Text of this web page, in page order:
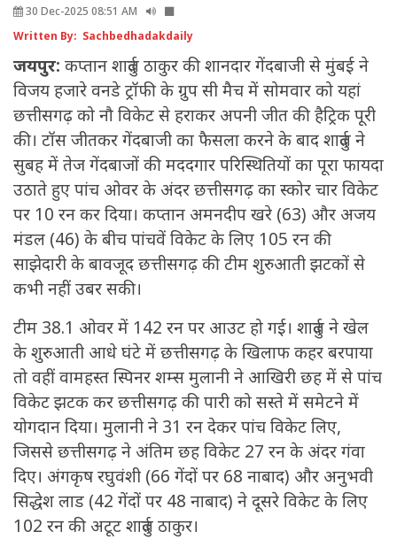
30 Dec-2025 08:51 AM
Written By: Sachbedhadakdaily
जयपुर: कप्तान शार्दुल ठाकुर की शानदार गेंदबाजी से मुंबई ने
विजय हजारे वनडे ट्रॉफी के ग्रुप सी मैच में सोमवार को यहां
छत्तीसगढ़ को नौ विकेट से हराकर अपनी जीत की हैट्रिक पूरी
की। टॉस जीतकर गेंदबाजी का फैसला करने के बाद शार्दुल ने
सुबह में तेज गेंदबाजों की मददगार परिस्थितियों का पूरा फायदा
उठाते हुए पांच ओवर के अंदर छत्तीसगढ़ का स्कोर चार विकेट
पर 10 रन कर दिया। कप्तान अमनदीप खरे (63) और अजय
मंडल (46) के बीच पांचवें विकेट के लिए 105 रन की
साझेदारी के बावजूद छत्तीसगढ़ की टीम शुरुआती झटकों से
कभी नहीं उबर सकी।
टीम 38.1 ओवर में 142 रन पर आउट हो गई। शार्दुल ने खेल
के शुरुआती आधे घंटे में छत्तीसगढ़ के खिलाफ कहर बरपाया
तो वहीं वामहस्त स्पिनर शम्स मुलानी ने आखिरी छह में से पांच
विकेट झटक कर छत्तीसगढ़ की पारी को सस्ते में समेटने में
योगदान दिया। मुलानी ने 31 रन देकर पांच विकेट लिए,
जिससे छत्तीसगढ़ ने अंतिम छह विकेट 27 रन के अंदर गंवा
दिए। अंगकृष रघुवंशी (66 गेंदों पर 68 नाबाद) और अनुभवी
सिद्धेश लाड (42 गेंदों पर 48 नाबाद) ने दूसरे विकेट के लिए
102 रन की अटूट शार्दुल ठाकुर।